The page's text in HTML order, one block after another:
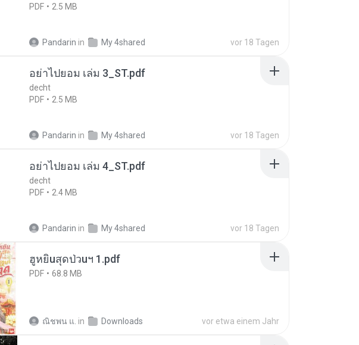
PDF
2.5 MB
Pandarin in My 4shared vor 18 Tagen
อย่าไปยอม เล่ม 3_ST.pdf
decht
PDF
2.5 MB
Pandarin in My 4shared vor 18 Tagen
อย่าไปยอม เล่ม 4_ST.pdf
decht
PDF
2.4 MB
Pandarin in My 4shared vor 18 Tagen
ฮูหยิuสุดป่วuฯ 1.pdf
PDF 68.8 MB
ณิชพน แ. in Downloads vor etwa einem Jahr